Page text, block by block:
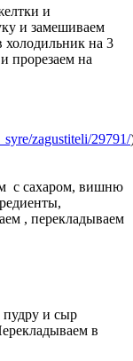
и
и замешиваем
холодильник на 3
прорезаем на
zagustiteli/29791/
с сахаром, вишню
, перекладываем
пудру и сыр
в